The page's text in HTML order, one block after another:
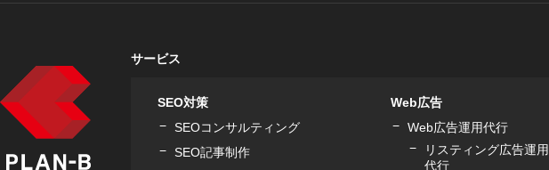
サービス
SEO対策
SEOコンサルティング
SEO記事制作
Web広告
Web広告運用代行
リスティング広告運用
代行